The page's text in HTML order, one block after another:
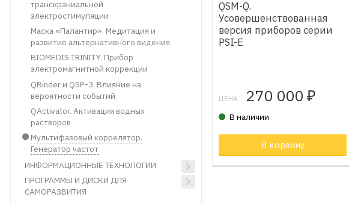
транскраниальной
электростимуляции
Маска «Палантир». Медитация и
развитие альтернативного видения
BIOMEDIS TRINITY. Прибор
электромагнитной коррекции
QBinder и ​QSP-3. Влияние на
вероятности событий
QActivator. Активация водных
растворов
Мультифазовый коррелятор.
Генератор частот
ИНФОРМАЦИОННЫЕ ТЕХНОЛОГИИ
ПРОГРАММЫ И ДИСКИ ДЛЯ
САМОРАЗВИТИЯ
QSM-Q.
Усовершенствованная
версия приборов серии
PSI-E
ЦЕНА: 270 000 ₽
В наличии
В корзину